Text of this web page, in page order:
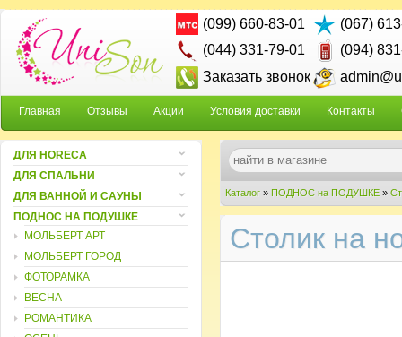
(099) 660-83-01
(067)
(044) 331-79-01
(094)
Заказать звонок
Главная Отзывы Акции Условия доставки Контакты
Каталог » ПОДНОС на ПОДУШКЕ »
Столик на
ДЛЯ HORECA
ДЛЯ СПАЛЬНИ
ДЛЯ ВАННОЙ И САУНЫ
ПОДНОС НА ПОДУШКЕ
МОЛЬБЕРТ АРТ
МОЛЬБЕРТ ГОРОД
ФОТОРАМКА
ВЕСНА
РОМАНТИКА